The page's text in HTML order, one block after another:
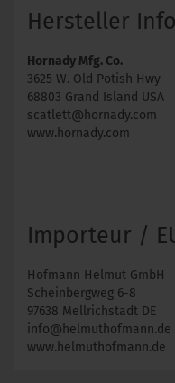
Hersteller
Hornady Mfg. Co.
3625 W. Old Potish Hwy
68803 Grand Island USA
scatlett@hornady.com
www.hornady.com
Importeur /
Hofmann Helmut GmbH
Scheinbergweg 6-8
97638 Mellrichstadt DE
info@helmuthofmann.de
www.helmuthofmann.de